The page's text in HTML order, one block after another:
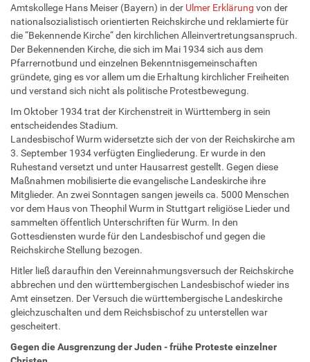
Amtskollege Hans Meiser (Bayern) in der Ulmer Erklärung von der
nationalsozialistisch orientierten Reichskirche und reklamierte für
die “Bekennende Kirche“ den kirchlichen Alleinvertretungsanspruch.
Der Bekennenden Kirche, die sich im Mai 1934 sich aus dem
Pfarrernotbund und einzelnen Bekenntnisgemeinschaften
gründete, ging es vor allem um die Erhaltung kirchlicher Freiheiten
und verstand sich nicht als politische Protestbewegung.
Im Oktober 1934 trat der Kirchenstreit in Württemberg in sein
entscheidendes Stadium.
Landesbischof Wurm widersetzte sich der von der Reichskirche am
3. September 1934 verfügten Eingliederung. Er wurde in den
Ruhestand versetzt und unter Hausarrest gestellt. Gegen diese
Maßnahmen mobilisierte die evangelische Landeskirche ihre
Mitglieder. An zwei Sonntagen sangen jeweils ca. 5000 Menschen
vor dem Haus von Theophil Wurm in Stuttgart religiöse Lieder und
sammelten öffentlich Unterschriften für Wurm. In den
Gottesdiensten wurde für den Landesbischof und gegen die
Reichskirche Stellung bezogen.
Hitler ließ daraufhin den Vereinnahmungsversuch der Reichskirche
abbrechen und den württembergischen Landesbischof wieder ins
Amt einsetzen. Der Versuch die württembergische Landeskirche
gleichzuschalten und dem Reichsbischof zu unterstellen war
gescheitert.
Gegen die Ausgrenzung der Juden - frühe Proteste einzelner